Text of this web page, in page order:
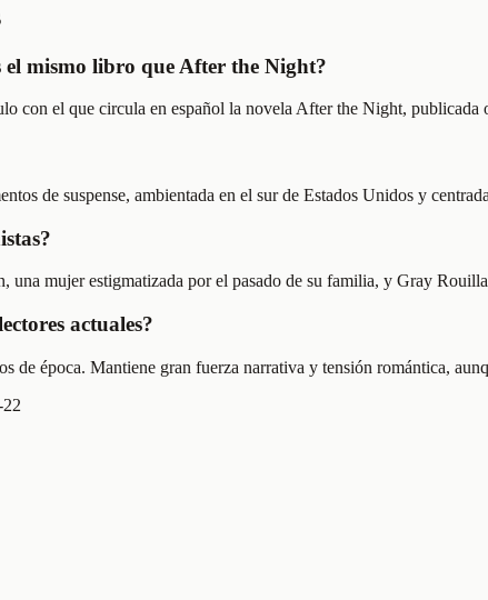
el mismo libro que After the Night?
con el que circula en español la novela After the Night,
de suspense, ambientada en el sur de Estados Unidos y
una mujer estigmatizada por el pasado de su familia, y Gray
actuales?
de época. Mantiene gran fuerza narrativa y tensión romántica,